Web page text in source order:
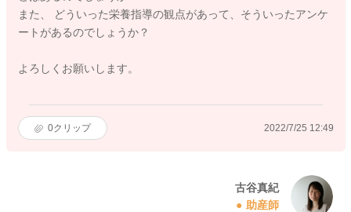
また、 どういった栄養指導の観点があって、そういったアンケ
ートがあるのでしょうか？
よろしくお願いします。
0クリップ 2022/7/25 12:49
古谷真紀
助産師